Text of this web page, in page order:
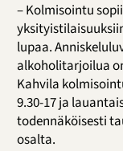
– Kolmisointu
lupaa.
alkoholitarjoilua
Kahvila
9.30-17 ja
todennäköisesti
osalta.